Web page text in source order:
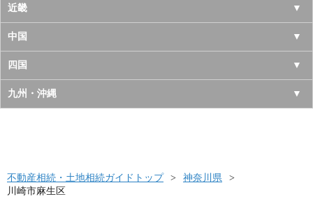
宮城県
秋田県
山形県
福島県
千葉県
埼玉県
茨城県
栃木県
長野県
新潟県
富山県
石川県
愛知県
岐阜県
三重県
静岡県
近畿
大阪府
京都府
兵庫県
和歌山県
中国
鳥取県
島根県
山口県
四国
徳島県
高知県
九州・沖縄
長崎県
不動産相続・土地相続ガイドトップ
神奈川県
川崎市麻生区